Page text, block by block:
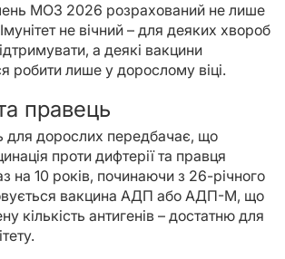
МОЗ 2026 розрахований не лише
не вічний – для деяких хвороб
а деякі вакцини
робити лише у дорослому віці.
правець
для дорослих передбачає, що
проти дифтерії та правця
на 10 років, починаючи з 26-річного
вакцина АДП або АДП-М, що
кількість антигенів – достатню для